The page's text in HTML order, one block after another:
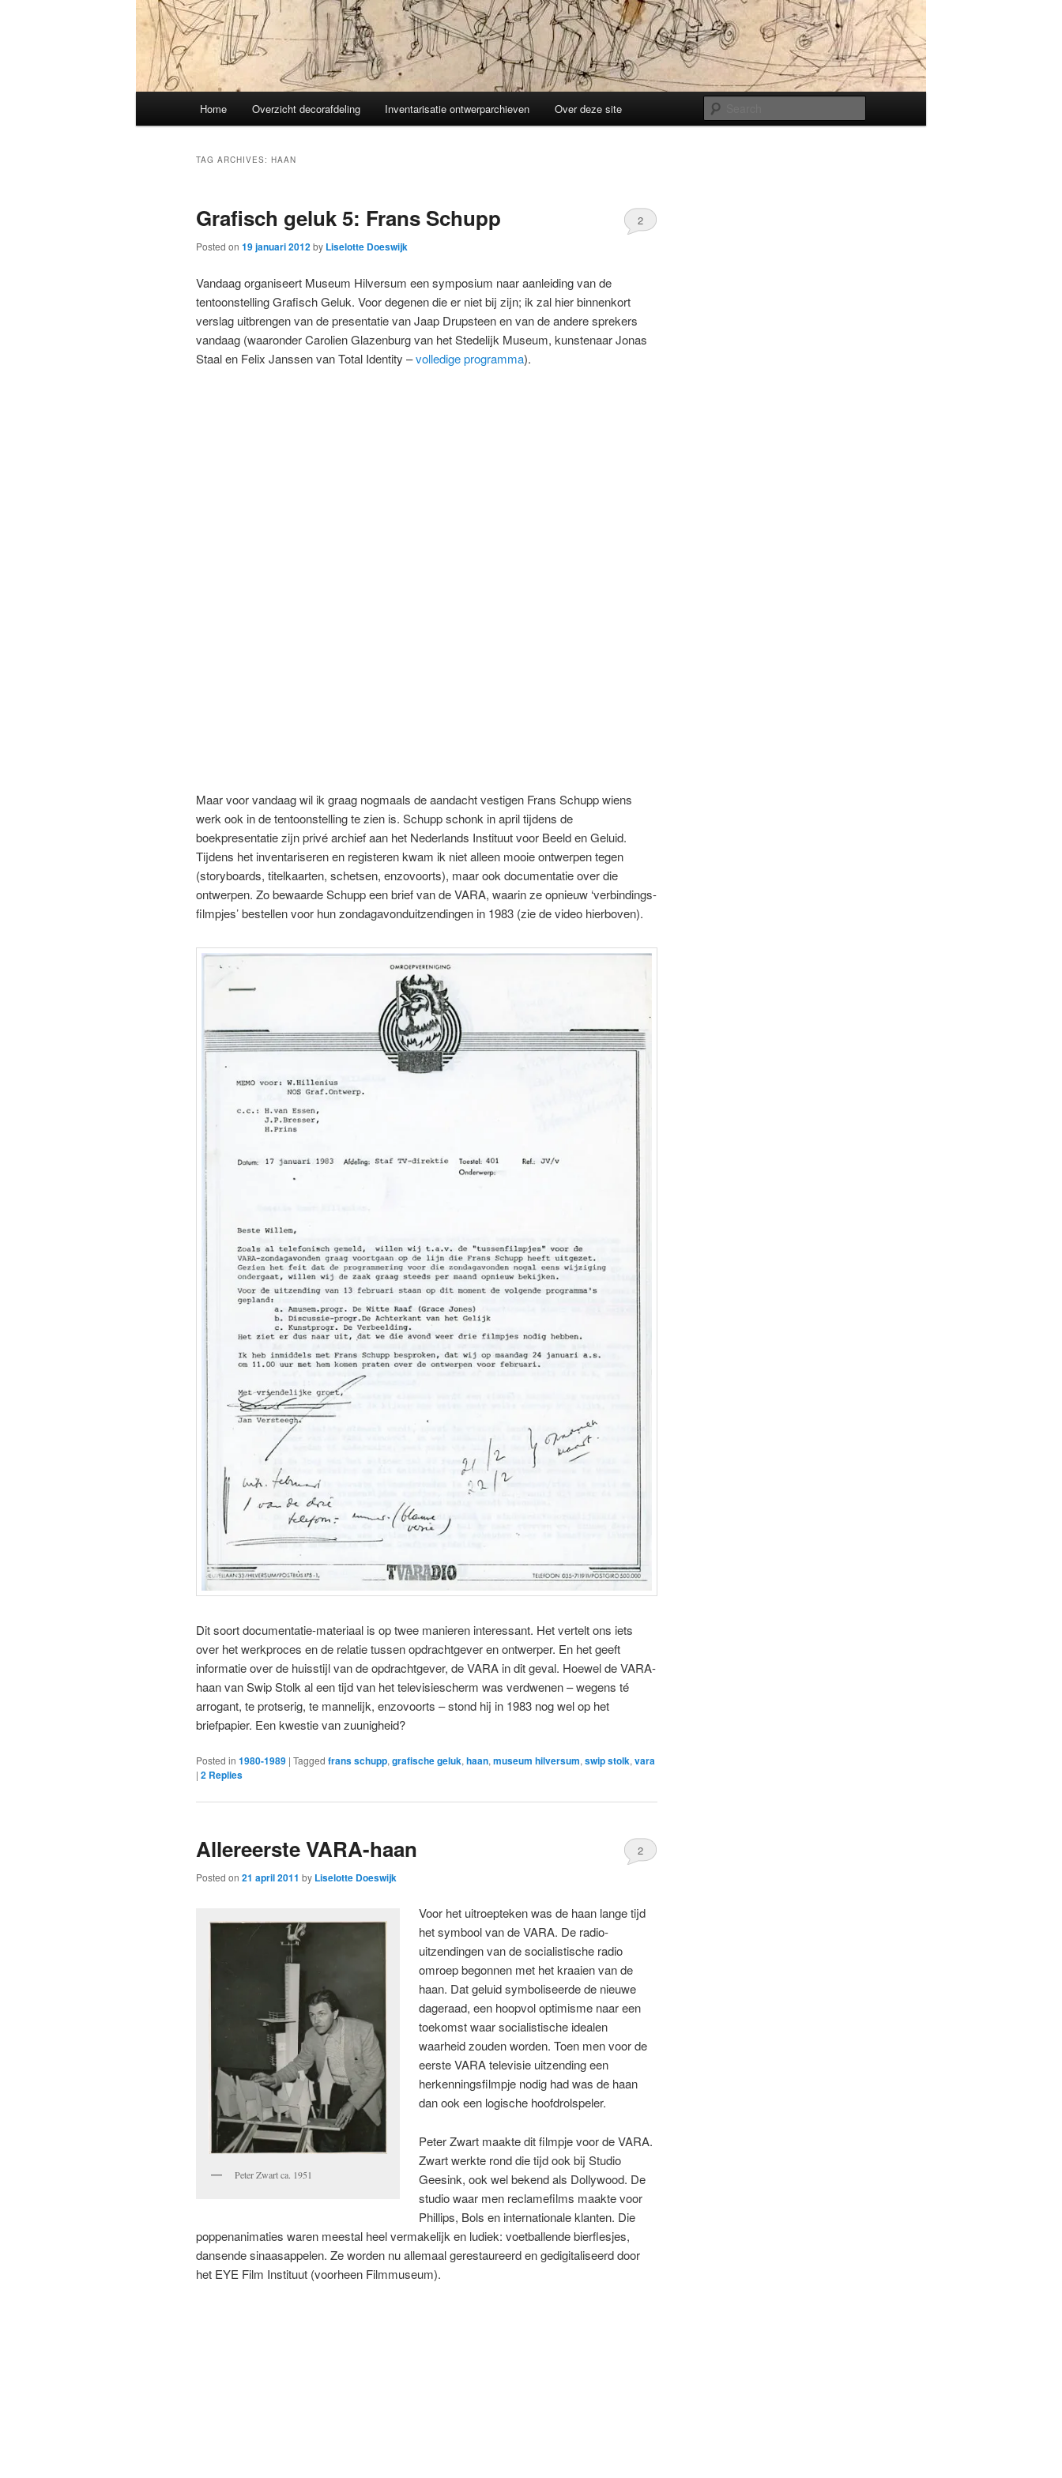
Home Overzicht decorafdeling Inventarisatie ontwerparchieven Over deze site
TAG ARCHIVES: HAAN
Grafisch geluk 5: Frans Schupp
Posted on 19 januari 2012by Liselotte Doeswijk
2
Vandaag organiseert Museum Hilversum een symposium naar aanleiding van de
tentoonstelling Grafisch Geluk. Voor degenen die er niet bij zijn; ik zal hier binnenkort
verslag uitbrengen van de presentatie van Jaap Drupsteen en van de andere sprekers
vandaag (waaronder Carolien Glazenburg van het Stedelijk Museum, kunstenaar Jonas
Staal en Felix Janssen van Total Identity –volledige programma).
Maar voor vandaag wil ik graag nogmaals de aandacht vestigen Frans Schupp wiens
werk ook in de tentoonstelling te zien is. Schupp schonk in april tijdens de
boekpresentatie zijn privé archief aan het Nederlands Instituut voor Beeld en Geluid.
Tijdens het inventariseren en registeren kwam ik niet alleen mooie ontwerpen tegen
(storyboards, titelkaarten, schetsen, enzovoorts), maar ook documentatie over die
ontwerpen. Zo bewaarde Schupp een brief van de VARA, waarin ze opnieuw ‘verbindings-
filmpjes’ bestellen voor hun zondagavonduitzendingen in 1983 (zie de video hierboven).
Dit soort documentatie-materiaal is op twee manieren interessant. Het vertelt ons iets
over het werkproces en de relatie tussen opdrachtgever en ontwerper. En het geeft
informatie over de huisstijl van de opdrachtgever, de VARA in dit geval. Hoewel de VARA-
haan van Swip Stolk al een tijd van het televisiescherm was verdwenen – wegens té
arrogant, te protserig, te mannelijk, enzovoorts – stond hij in 1983 nog wel op het
briefpapier. Een kwestie van zuunigheid?
Posted in 1980-1989 | Tagged frans schupp, grafische geluk, haan, museum hilversum, swip stolk, vara
| 2 Replies
Allereerste VARA-haan
Posted on 21 april 2011 by Liselotte Doeswijk
2
Peter Zwart ca. 1951
Voor het uitroepteken was de haan lange tijd
het symbool van de VARA. De radio-
uitzendingen van de socialistische radio
omroep begonnen met het kraaien van de
haan. Dat geluid symboliseerde de nieuwe
dageraad, een hoopvol optimisme naar een
toekomst waar socialistische idealen
waarheid zouden worden. Toen men voor de
eerste VARA televisie uitzending een
herkenningsfilmpje nodig had was de haan
dan ook een logische hoofdrolspeler.
Peter Zwart maakte dit filmpje voor de VARA.
Zwart werkte rond die tijd ook bij Studio
Geesink, ook wel bekend als Dollywood. De
studio waar men reclamefilms maakte voor
Phillips, Bols en internationale klanten. Die
poppenanimaties waren meestal heel vermakelijk en ludiek: voetballende bierflesjes,
dansende sinaasappelen. Ze worden nu allemaal gerestaureerd en gedigitaliseerd door
het EYE Film Instituut (voorheen Filmmuseum).